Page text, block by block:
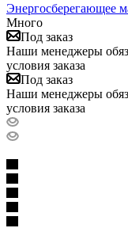
Энергосберегающее
Много
Под заказ
Наши менеджеры
условия заказа
Под заказ
Наши менеджеры
условия заказа